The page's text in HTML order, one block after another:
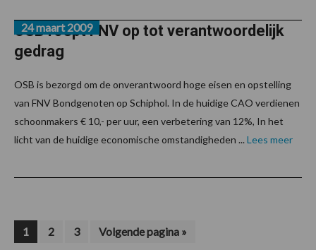
OSB roept FNV op tot verantwoordelijk
gedrag
24 maart 2009
OSB is bezorgd om de onverantwoord hoge eisen en opstelling
van FNV Bondgenoten op Schiphol. In de huidige CAO verdienen
schoonmakers € 10,- per uur, een verbetering van 12%, In het
licht van de huidige economische omstandigheden ...Lees meer
Pagina
1 Pagina
2 Pagina
3
Ga
naar
Volgende pagina »